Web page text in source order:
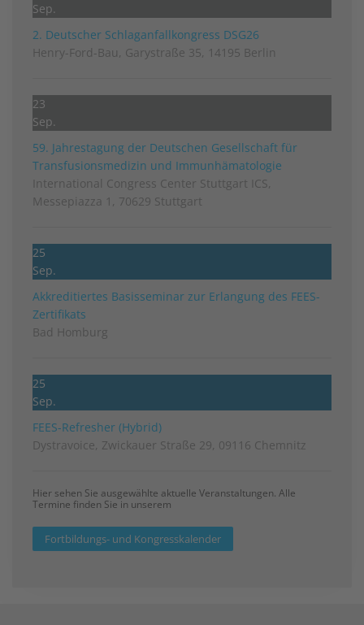
Sep.
2. Deutscher Schlag­anfall­kongress DSG26
Henry-Ford-Bau, Garystraße 35, 14195 Berlin
23
Sep.
59. Jahrestagung der Deutschen Gesellschaft für
Transfusionsmedizin und Immunhämatologie
International Congress Center Stuttgart ICS,
Messepiazza 1, 70629 Stuttgart
25
Sep.
Akkreditiertes Basisseminar zur Erlangung des FEES-
Zertifikats
Bad Homburg
25
Sep.
FEES-Refresher (Hybrid)
Dystravoice, Zwickauer Straße 29, 09116 Chemnitz
Hier sehen Sie ausgewählte aktuelle Veranstaltungen. Alle
Termine finden Sie in unserem
Fortbildungs- und Kongresskalender